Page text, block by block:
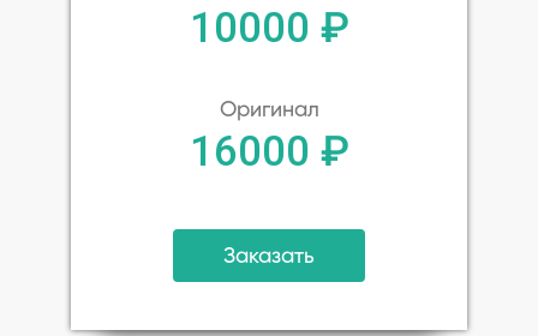
10000 ₽
Оригинал
16000 ₽
Заказать